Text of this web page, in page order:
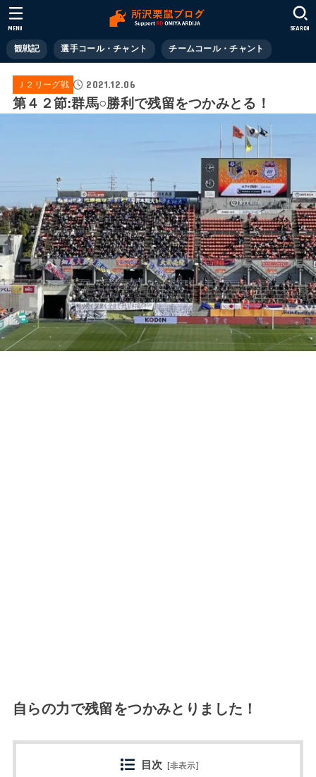
観戦記 選手コール・チャント チームコール・チャント
SEARCH
MENU
Ｊ２リーグ戦 2021.12.06
第４２節:群馬○勝利で残留をつかみとる！
自らの力で残留をつかみとりました！
目次 [非表示]